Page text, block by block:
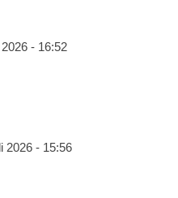
- 16:52
2026 - 15:56